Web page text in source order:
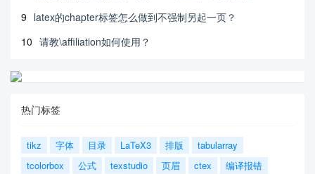
9 latex的chapter标签怎么做到不强制另起一页？
10 请教\affiliation如何使用？
热门标签
tikz 字体 目录 LaTeX3 排版
tabularray
tcolorbox
公式 texstudio 页眉 ctex
编译报错